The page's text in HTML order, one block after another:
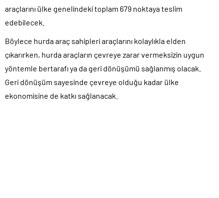
araçlarını ülke genelindeki toplam 679 noktaya teslim
edebilecek.
Böylece hurda araç sahipleri araçlarını kolaylıkla elden
çıkarırken, hurda araçların çevreye zarar vermeksizin uygun
yöntemle bertarafı ya da geri dönüşümü sağlanmış olacak.
Geri dönüşüm sayesinde çevreye olduğu kadar ülke
ekonomisine de katkı sağlanacak.